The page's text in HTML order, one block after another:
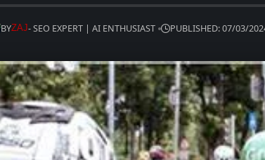
BYZAJ- SEO EXPERT | AI ENTHUSIAST PUBLISHED: 07/03/